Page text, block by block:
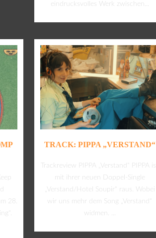
eindrucksvolles Werk zwischen...
28.
TRACK: PIPPA „VERSTAND“
Trackreview PIPPA „Verstand“ PIPPA ist
mit ihrer neuen Doppel-Single
„Verstand/Hotel Soupir“ raus. Wobei
wir uns mehr dem Song „Verstand“
widmen. ...